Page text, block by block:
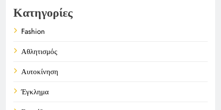
Κατηγορίες
Fashion
Αθλητισμός
Αυτοκίνηση
Έγκλημα